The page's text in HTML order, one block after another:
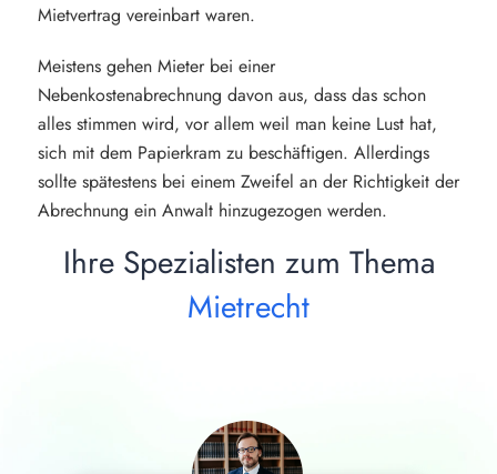
Mietvertrag vereinbart waren.
Meistens gehen Mieter bei einer
Nebenkostenabrechnung davon aus, dass das schon
alles stimmen wird, vor allem weil man keine Lust hat,
sich mit dem Papierkram zu beschäftigen. Allerdings
sollte spätestens bei einem Zweifel an der Richtigkeit der
Abrechnung ein Anwalt hinzugezogen werden.
Ihre Spezialisten zum Thema
Mietrecht